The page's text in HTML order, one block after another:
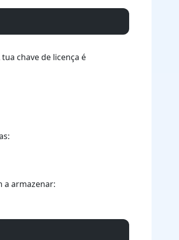
tua chave de licença é
a armazenar: